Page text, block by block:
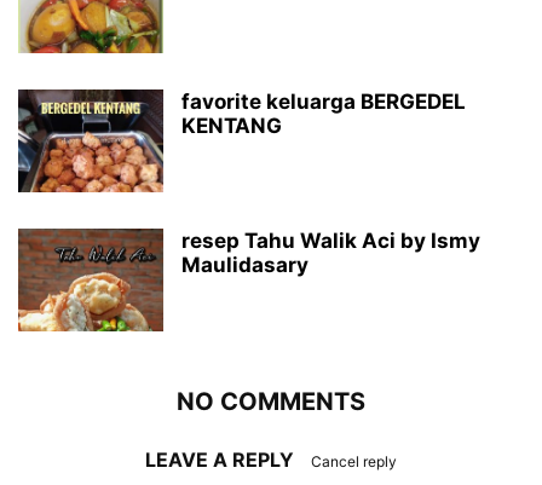
favorite keluarga BERGEDEL
KENTANG
resep Tahu Walik Aci by Ismy
Maulidasary
NO COMMENTS
LEAVE A REPLY Cancel reply